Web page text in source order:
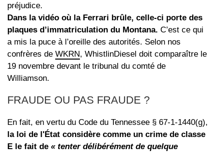
préjudice.
Dans la vidéo où la Ferrari brûle, celle-ci porte des
plaques d’immatriculation du Montana. C’est ce qui
a mis la puce à l’oreille des autorités. Selon nos
confrères de WKRN, WhistlinDiesel doit comparaître le
19 novembre devant le tribunal du comté de
Williamson.
FRAUDE OU PAS FRAUDE ?
En fait, en vertu du Code du Tennessee § 67-1-1440(g),
la loi de l'État considère comme un crime de classe
E le fait de « tenter délibérément de quelque